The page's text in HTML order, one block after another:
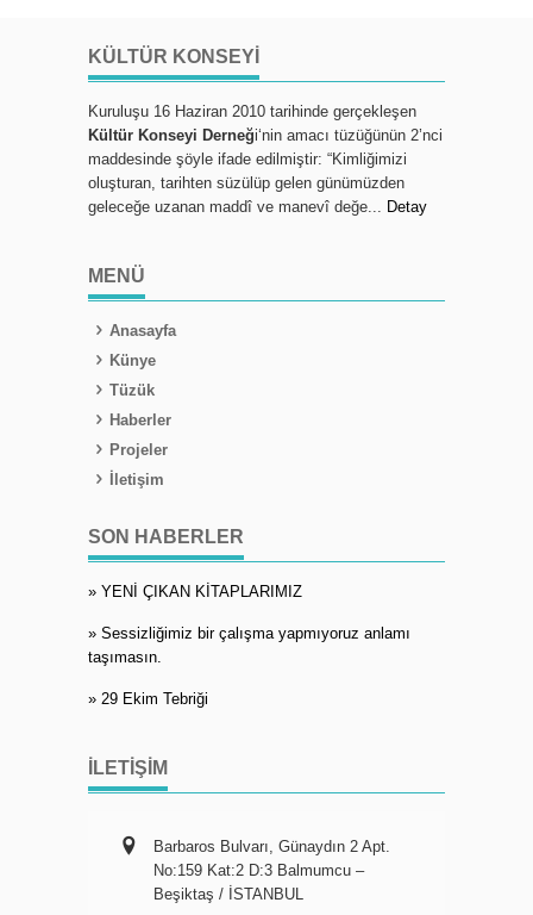
KÜLTÜR KONSEYI
Kuruluşu 16 Haziran 2010 tarihinde gerçekleşen
Kültür Konseyi Derneği‘nin amacı tüzüğünün 2’nci
maddesinde şöyle ifade edilmiştir: “Kimliğimizi
oluşturan, tarihten süzülüp gelen günümüzden
geleceğe uzanan maddî ve manevî değe... Detay
MENÜ
Anasayfa
Künye
Tüzük
Haberler
Projeler
İletişim
SON HABERLER
» YENİ ÇIKAN KİTAPLARIMIZ
» Sessizliğimiz bir çalışma yapmıyoruz anlamı
taşımasın.
» 29 Ekim Tebriği
İLETIŞIM
Barbaros Bulvarı, Günaydın 2 Apt.
No:159 Kat:2 D:3 Balmumcu –
Beşiktaş / İSTANBUL